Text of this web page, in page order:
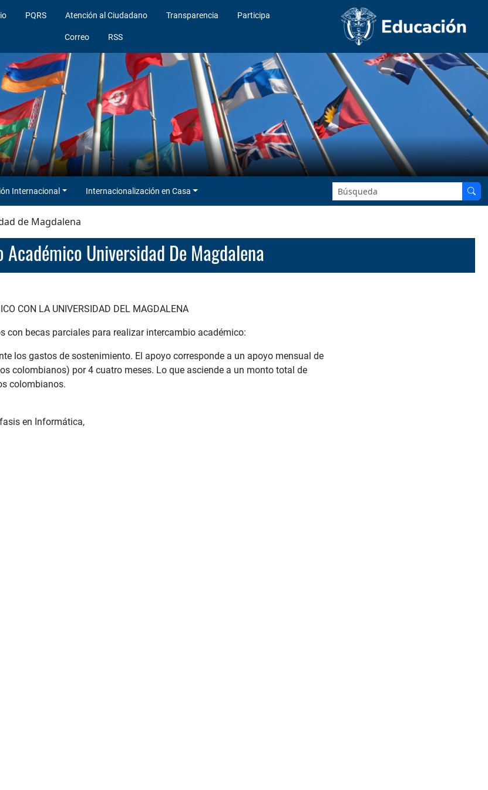
PQRS Atención al Ciudadano Transparencia Participa
Correo RSS
Internacional Internacionalización en Casa Buscar en el sitio:
de Magdalena
Académico Universidad De Magdalena
CON LA UNIVERSIDAD DEL MAGDALENA
con becas parciales para realizar intercambio académico:
los gastos de sostenimiento. El apoyo corresponde a un apoyo mensual de
colombianos) por 4 cuatro meses. Lo que asciende a un monto total de
colombianos.
en Informática,